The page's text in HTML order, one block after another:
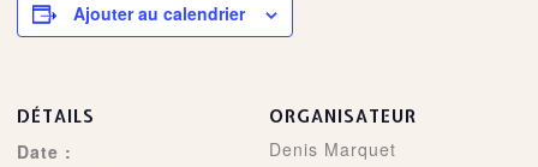
Ajouter au calendrier
DÉTAILS
Date :
ORGANISATEUR
Denis Marquet